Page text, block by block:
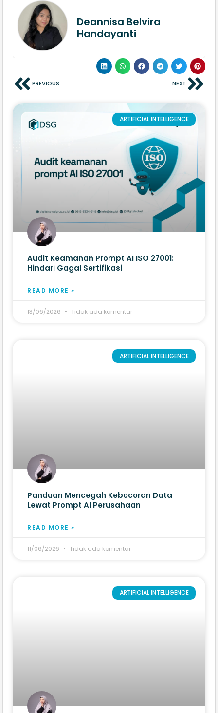
Deannisa Belvira
Handayanti
PREVIOUS NEXT
ARTIFICIAL INTELLIGENCE
Audit Keamanan Prompt AI ISO 27001:
Hindari Gagal Sertifikasi
READ MORE »
13/06/2026 Tidak ada komentar
ARTIFICIAL INTELLIGENCE
Panduan Mencegah Kebocoran Data
Lewat Prompt AI Perusahaan
READ MORE »
11/06/2026 Tidak ada komentar
ARTIFICIAL INTELLIGENCE